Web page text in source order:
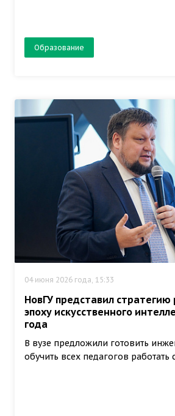
Образование
04 июня 2026 года, 15:33
НовГУ представил стратегию
эпоху искусственного
года
В вузе предложили готовить
обучить всех педагогов работать